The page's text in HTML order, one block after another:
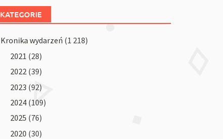
KATEGORIE
Kronika wydarzeń (1 218)
2021 (28)
2022 (39)
2023 (92)
2024 (109)
2025 (76)
2020 (30)